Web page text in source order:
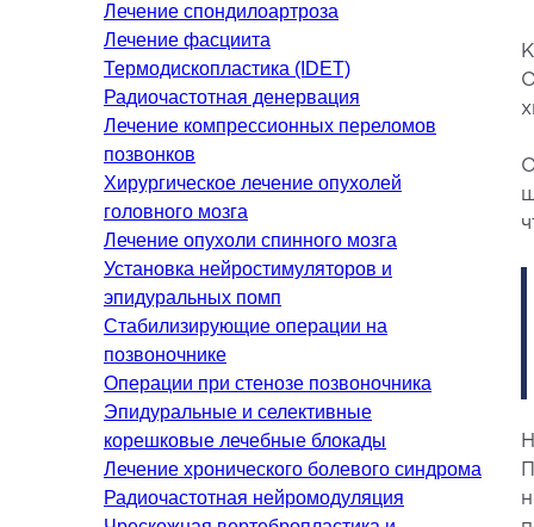
Гастроэнтерология
Диетология и нутрициология
Онкология
Неотложная терапия
Нефрология
Паллиативная помощь
Пульмонология
Терапия
КОСМЕТОЛОГИЯ И
ДЕРМАТОЛОГИЯ
Аппаратная косметология
Дерматология
Инъекционная косметология
Лечение спондилоартроза
Лечение фасциита
Термодископластика (IDET)
Радиочастотная денервация
Лечение компрессионных переломов
позвонков
Хирургическое лечение опухолей
головного мозга
Лечение опухоли спинного мозга
Установка нейростимуляторов и
эпидуральных помп
Стабилизирующие операции на
позвоночнике
Операции при стенозе позвоночника
Эпидуральные и селективные
корешковые лечебные блокады
Лечение хронического болевого синдрома
Радиочастотная нейромодуляция